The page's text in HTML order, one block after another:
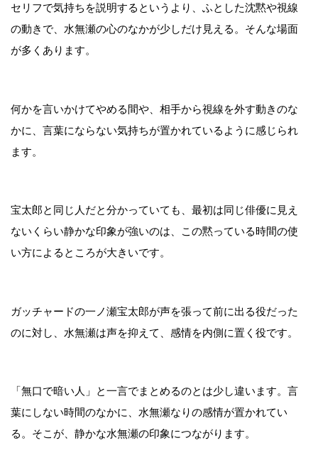
セリフで気持ちを説明するというより、ふとした沈黙や視線
の動きで、水無瀬の心のなかが少しだけ見える。そんな場面
が多くあります。
何かを言いかけてやめる間や、相手から視線を外す動きのな
かに、言葉にならない気持ちが置かれているように感じられ
ます。
宝太郎と同じ人だと分かっていても、最初は同じ俳優に見え
ないくらい静かな印象が強いのは、この黙っている時間の使
い方によるところが大きいです。
ガッチャードの一ノ瀬宝太郎が声を張って前に出る役だった
のに対し、水無瀬は声を抑えて、感情を内側に置く役です。
「無口で暗い人」と一言でまとめるのとは少し違います。言
葉にしない時間のなかに、水無瀬なりの感情が置かれてい
る。そこが、静かな水無瀬の印象につながります。